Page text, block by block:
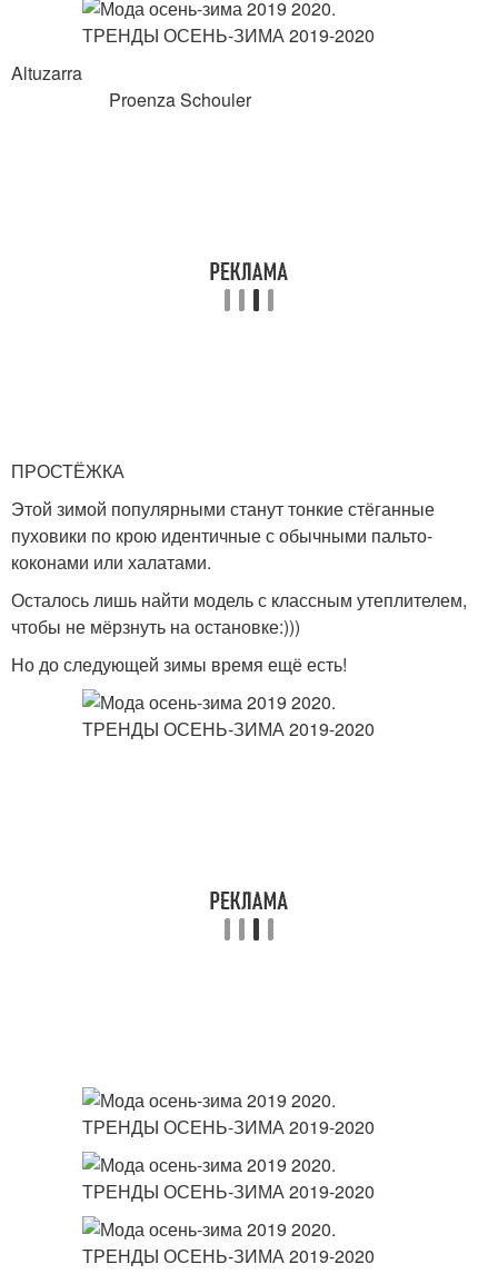
Altuzarra
Proenza Schouler
ПРОСТЁЖКА
Этой зимой популярными станут тонкие стёганные
пуховики по крою идентичные с обычными пальто-
коконами или халатами.
Осталось лишь найти модель с классным утеплителем,
чтобы не мёрзнуть на остановке:)))
Но до следующей зимы время ещё есть!